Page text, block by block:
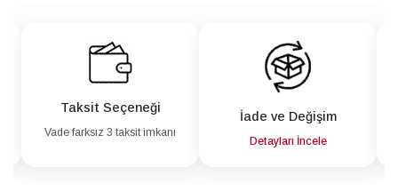
Taksit Seçeneği
Vade farksız 3 taksit imkanı
İade ve Değişim
Detayları İncele